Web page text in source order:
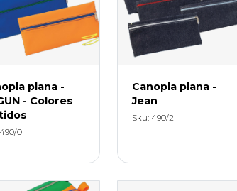
plana -
- Colores
0
Canopla plana -
Jean
Sku: 490/2